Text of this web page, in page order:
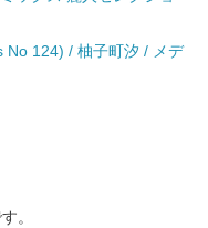
No 124) / 柚子町汐 / メデ
。